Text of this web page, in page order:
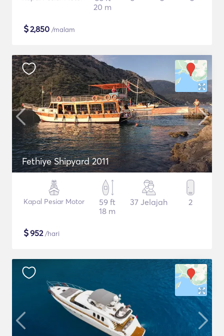
20 m
$2,850 /malam
Fethiye Shipyard 2011
Kapal Pesiar Motor
59 ft
18 m
37 Jelajah 2
$952/hari